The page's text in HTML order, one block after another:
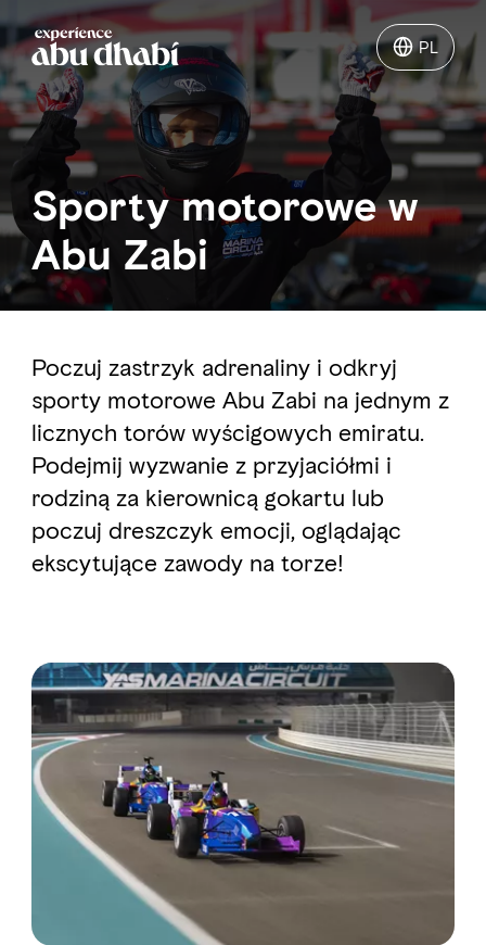
PL
PL
Atrakcje
Dokąd pojechać
Zaplanuj swoją podróż
Sporty motorowe w
Abu Zabi
Poczuj zastrzyk adrenaliny i odkryj
sporty motorowe Abu Zabi na jednym z
licznych torów wyścigowych emiratu.
Podejmij wyzwanie z przyjaciółmi i
rodziną za kierownicą gokartu lub
poczuj dreszczyk emocji, oglądając
ekscytujące zawody na torze!